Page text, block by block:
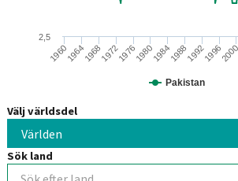
Pakistan
1960196419681972197619801984198819921996
2,5
Välj världsdel
Världen
Sök land